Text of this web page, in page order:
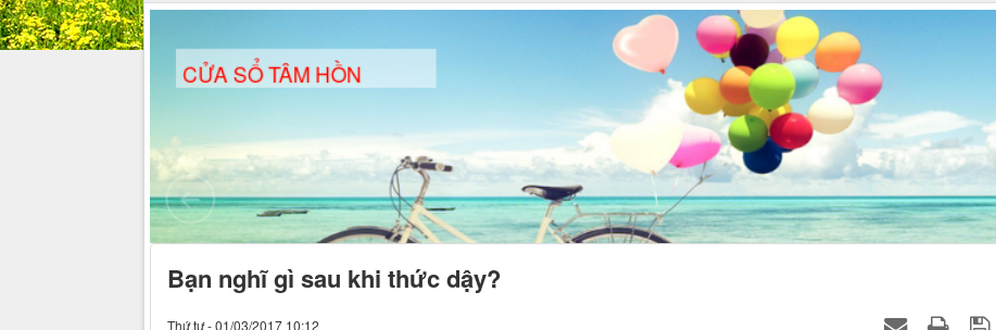
CỬA SỔ TÂM HỒN
Bạn nghĩ gì sau khi thức dậy?
Thứ tư - 01/03/2017 10:12